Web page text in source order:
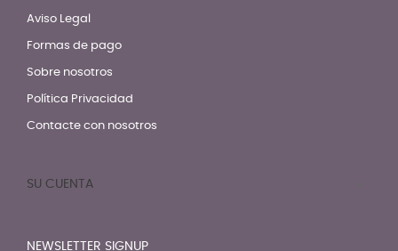
Aviso Legal
Formas de pago
Sobre nosotros
Política Privacidad
Contacte con nosotros
SU CUENTA
NEWSLETTER SIGNUP